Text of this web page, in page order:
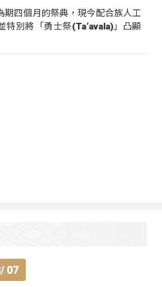
期四個月的祭典，現今配合族人工
特別將「勇士祭(Ta‘avala)」凸顯
07